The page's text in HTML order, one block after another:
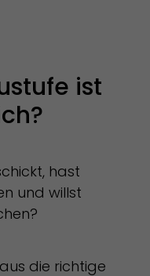
ist
hast
und willst
die richtige